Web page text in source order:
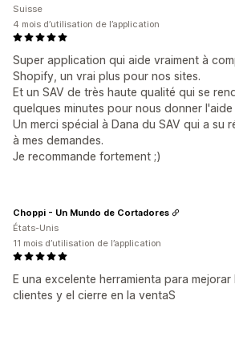
Super application qui aide vraiment à
Shopify, un vrai plus pour nos sites.
Et un SAV de très haute qualité qui se
quelques minutes pour nous donner
Un merci spécial à Dana du SAV qui a su
à mes demandes.
Je recommande fortement ;)
Suisse
4 mois d’utilisation de l’application
E una excelente herramienta para
clientes y el cierre en la ventaS
Choppi - Un Mundo de Cortadores
États-Unis
11 mois d’utilisation de l’application